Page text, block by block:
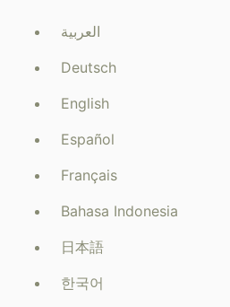
العربية
Deutsch
English
Español
Français
Bahasa Indonesia
日本語
한국어